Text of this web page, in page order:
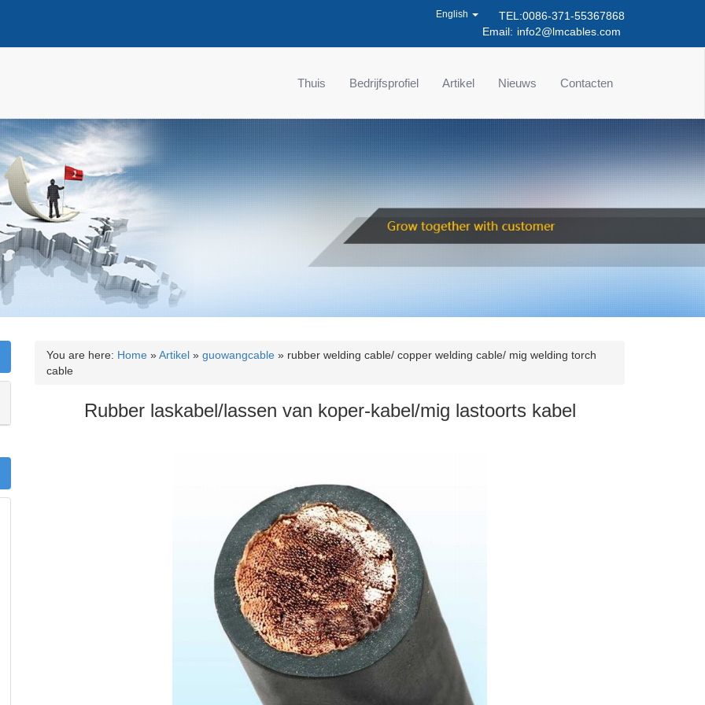
TEL:0086-371-55367868
Email: info2@lmcables.com
English
Thuis Bedrijfsprofiel Artikel Nieuws Contacten
You are here: Home »Artikel » guowangcable » rubber welding cable/ copper welding cable/ mig welding torch
cable
Rubber laskabel/lassen van koper-kabel/mig lastoorts kabel